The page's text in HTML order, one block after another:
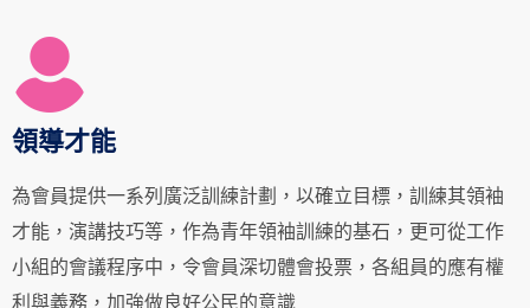
領導才能
為會員提供一系列廣泛訓練計劃，以確立目標，訓練其領袖
才能，演講技巧等，作為青年領袖訓練的基石，更可從工作
小組的會議程序中，令會員深切體會投票，各組員的應有權
利與義務，加強做良好公民的意識